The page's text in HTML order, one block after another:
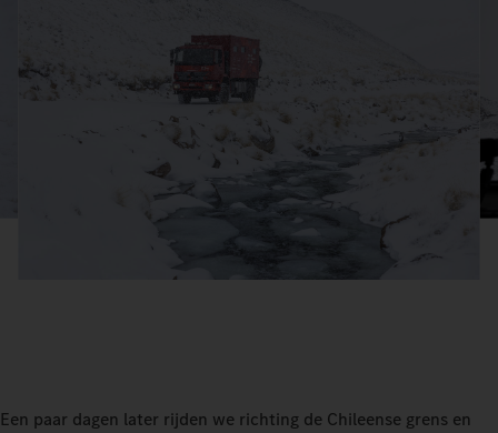
Een paar dagen later rijden we richting de Chileense grens en